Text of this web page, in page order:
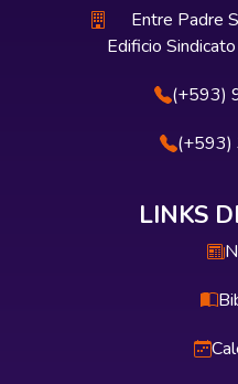
Entre Padre
Edificio
(+593)
LINKS